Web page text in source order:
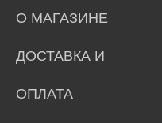
О МАГАЗИНЕ
ДОСТАВКА И
ОПЛАТА